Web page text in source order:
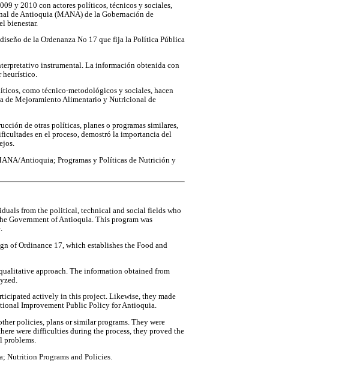
y 2010 con actores políticos, técnicos y sociales,
de Antioquia (MANA) de la Gobernación de
bienestar.
de la Ordenanza No 17 que fija la Política Pública
instrumental. La información obtenida con
heurístico.
como técnico-metodológicos y sociales, hacen
de Mejoramiento Alimentario y Nutricional de
de otras políticas, planes o programas similares,
en el proceso, demostró la importancia del
Antioquia; Programas y Políticas de Nutrición y
from the political, technical and social fields who
Government of Antioquia. This program was
of Ordinance 17, which establishes the Food and
approach. The information obtained from
actively in this project. Likewise, they made
Improvement Public Policy for Antioquia.
policies, plans or similar programs. They were
were difficulties during the process, they proved the
problems.
Programs and Policies.